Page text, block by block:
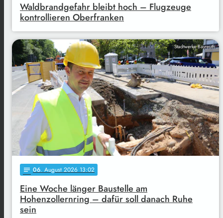
Waldbrandgefahr bleibt hoch – Flugzeuge
kontrollieren Oberfranken
Stadtwerke Bayreuth
notes 06. August 2026 13:02
Eine Woche länger Baustelle am
Hohenzollernring – dafür soll danach Ruhe
sein